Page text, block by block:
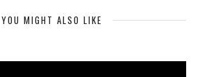
YOU MIGHT ALSO LIKE